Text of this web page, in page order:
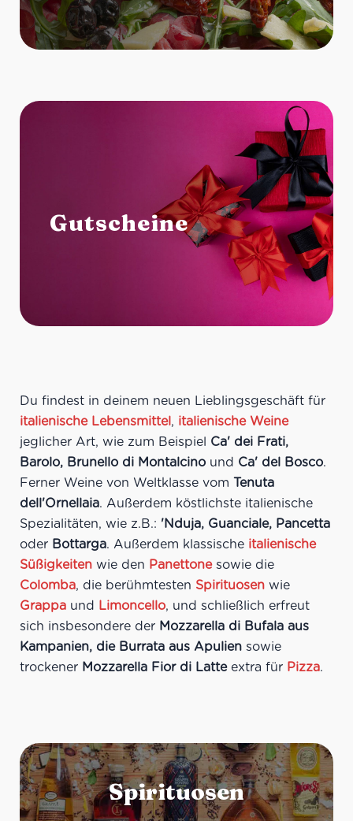
Gutscheine
Du findest in deinem neuen Lieblingsgeschäft für
italienische Lebensmittel, italienische Weine
jeglicher Art, wie zum Beispiel Ca' dei Frati,
Barolo, Brunello di Montalcino und Ca' del Bosco.
Ferner Weine von Weltklasse vomTenuta
dell'Ornellaia. Außerdem köstlichste italienische
Spezialitäten, wie z.B.: 'Nduja, Guanciale, Pancetta
oder Bottarga. Außerdem klassische italienische
Süßigkeiten wie den Panettonesowie die
Colomba, die berühmtesten Spirituosen wie
Grappa und Limoncello, und schließlich erfreut
sich insbesondere der Mozzarella di Bufala aus
Kampanien, die Burrata aus Apulien sowie
trockener Mozzarella Fior di Latteextra für Pizza.